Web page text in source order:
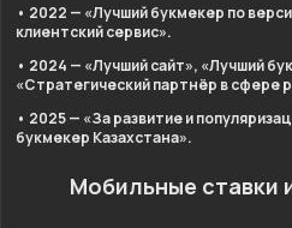
• 2022 — «Лучший букмекер по
клиентский сервис».
• 2024 — «Лучший сайт», «Лучший
«Стратегический партнёр в сфере
• 2025 — «За развитие и
букмекер Казахстана».
Мобильные ставки